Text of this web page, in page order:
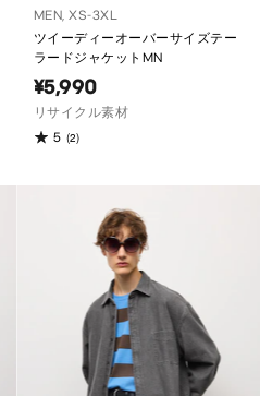
MEN, XS-3XL
ツイーディーオーバーサイズテー
ラードジャケットMN
¥5,990
リサイクル素材
5 (2)